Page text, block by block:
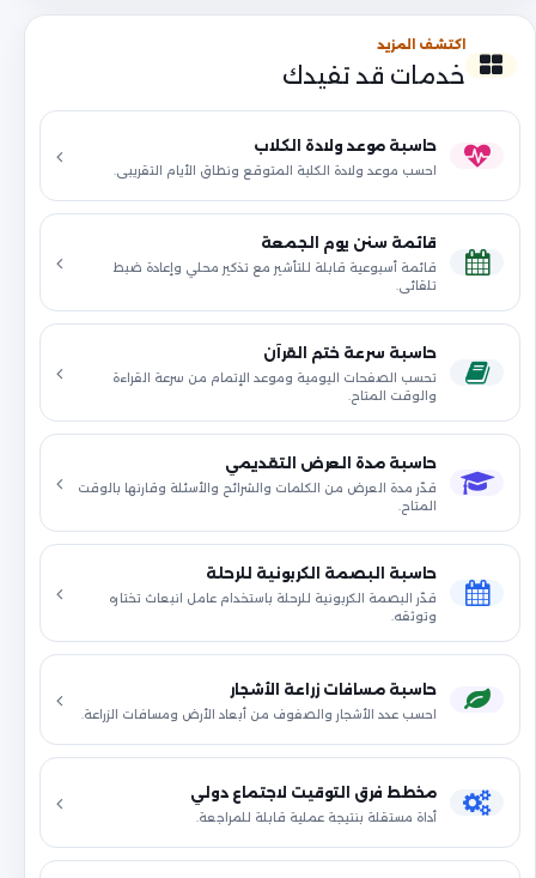
اكتشف المزيد
خدمات قد تفيدك
حاسبة موعد ولادة الكلاب
احسب موعد ولادة الكلبة المتوقع ونطاق الأيام التقريبي.
قائمة سنن يوم الجمعة
قائمة أسبوعية قابلة للتأشير مع تذكير محلي وإعادة ضبط
تلقائي.
حاسبة سرعة ختم القرآن
تحسب الصفحات اليومية وموعد الإتمام من سرعة القراءة
والوقت المتاح.
حاسبة مدة العرض التقديمي
قدّر مدة العرض من الكلمات والشرائح والأسئلة وقارنها بالوقت
المتاح.
حاسبة البصمة الكربونية للرحلة
قدّر البصمة الكربونية للرحلة باستخدام عامل انبعاث تختاره
وتوثقه.
حاسبة مسافات زراعة الأشجار
احسب عدد الأشجار والصفوف من أبعاد الأرض ومسافات الزراعة.
مخطط فرق التوقيت لاجتماع دولي
أداة مستقلة بنتيجة عملية قابلة للمراجعة.